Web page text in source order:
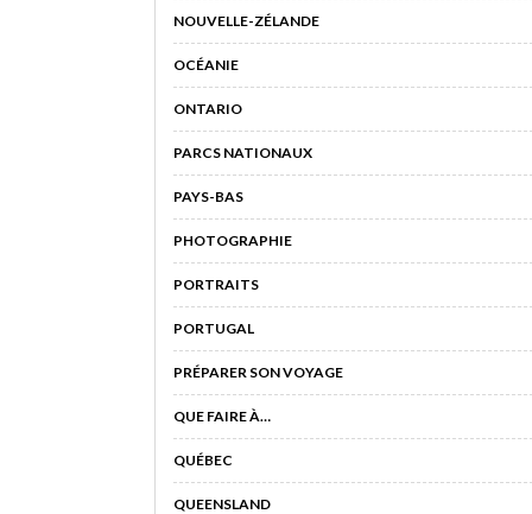
NOUVELLE-ZÉLANDE
OCÉANIE
ONTARIO
PARCS NATIONAUX
PAYS-BAS
PHOTOGRAPHIE
PORTRAITS
PORTUGAL
PRÉPARER SON VOYAGE
QUE FAIRE À…
QUÉBEC
QUEENSLAND